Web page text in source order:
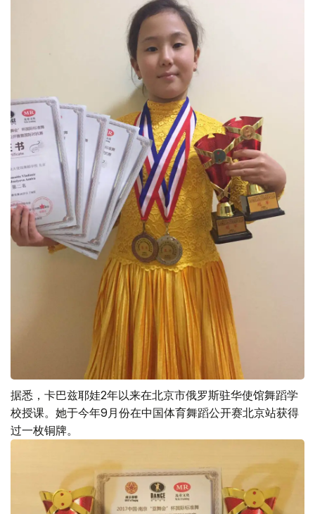
据悉，卡巴兹耶娃2年以来在北京市俄罗斯驻华使馆舞蹈学
校授课。她于今年9月份在中国体育舞蹈公开赛北京站获得
过一枚铜牌。